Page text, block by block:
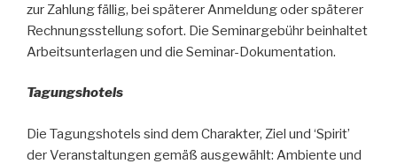
zur Zahlung fällig, bei späterer Anmeldung oder späterer
Rechnungsstellung sofort. Die Seminargebühr beinhaltet
Arbeitsunterlagen und die Seminar-Dokumentation.
Tagungshotels
Die Tagungshotels sind dem Charakter, Ziel und ‘Spirit’
der Veranstaltungen gemäß ausgewählt: Ambiente und